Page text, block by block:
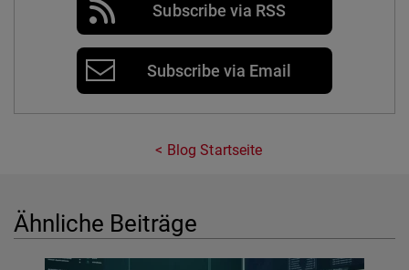
Subscribe via RSS
Subscribe via Email
Blog Startseite
Ähnliche Beiträge